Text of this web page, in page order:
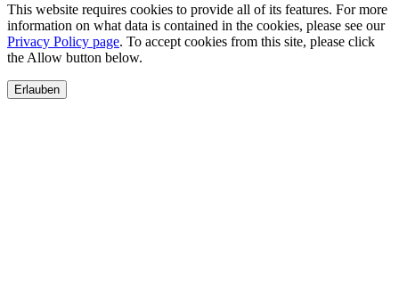
This website requires cookies to provide all of its features. For more
information on what data is contained in the cookies, please see our
Privacy Policy page. To accept cookies from this site, please click
the Allow button below.
Erlauben